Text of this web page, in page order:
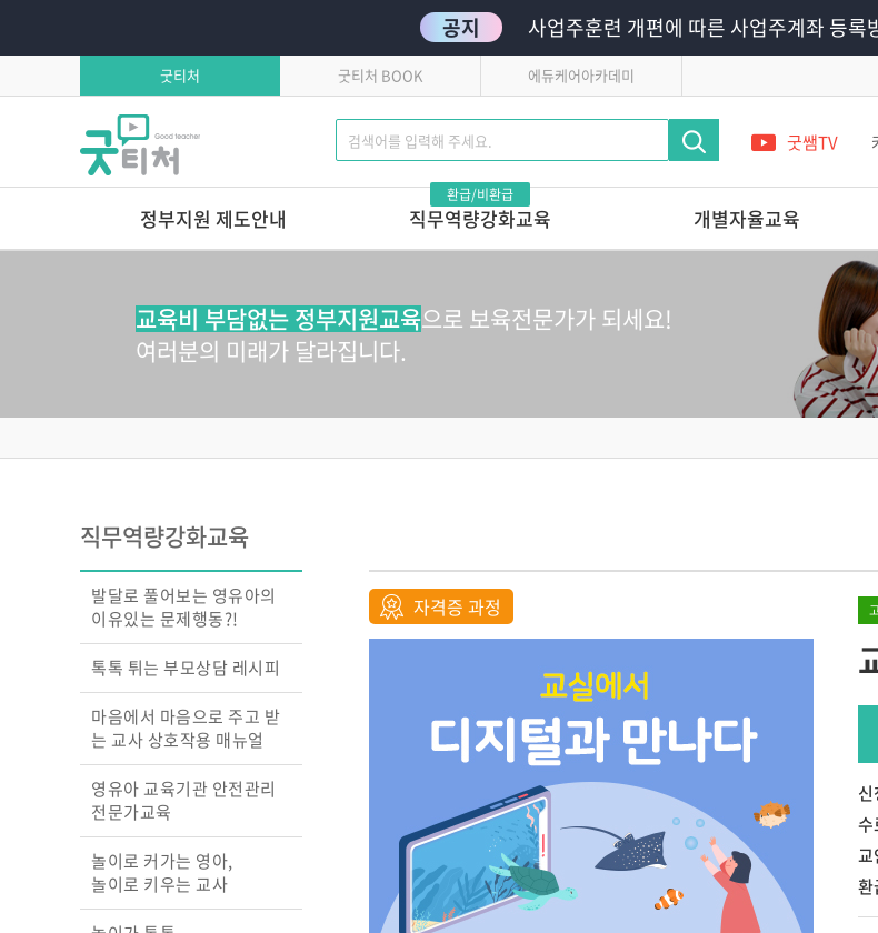
공지 사업주훈련 개편에 따른 사업주계좌 등록
굿티처 굿티처 BOOK 에듀케어아카데미
굿쌤TV
정부지원 제도안내
환급/비환급
직무역량강화교육 개별자율교육
학습자유의사항
연간교육일정
톡톡 튀는 부모상담 레시피
마음에서 마음으로 주고 받는 교사 상
놀이로 키우는 교사
영아 놀이따라 관찰하고 기록하고 지
원하고
단 하루로 완성하는 교사 전문가 온라
앞서가는 교육기관의
놀이를 사진으로 기록할 줄 아는
어린이집 연간 운영의 실제
Outdoor에서 성장하는 아이들
숲에서 놀자
현장밀착 유아중심 놀이중심 보육과정
개정 누리과정의 장애통합 현장 적용
교육비 부담없는 정부지원교육으로 보육전문가가 되세요!
여러분의 미래가 달라집니다.
직무역량강화교육
발달로 풀어보는 영유아의
이유있는 문제행동?!
톡톡 튀는 부모상담 레시피
마음에서 마음으로 주고 받
는 교사 상호작용 매뉴얼
영유아 교육기관 안전관리
전문가교육
놀이로 커가는 영아,
놀이로 키우는 교사
자격증 과정
수
교
환